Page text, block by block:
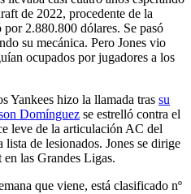
de 2022, procedente de la
2.880.800 dólares. Se pasó
su mecánica. Pero Jones vio
ocupados por jugadores a los
Yankees hizo la llamada tras su
Domínguez se estrelló contra el
leve de la articulación AC del
de lesionados. Jones se dirige
las Grandes Ligas.
que viene, está clasificado nº